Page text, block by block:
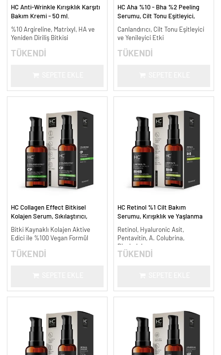
HC Anti-Wrinkle Kırışıklık Karşıtı
Bakım Kremi - 50 ml.
%10 Argireline, Matrixyl, HA ve
Yeniden Diriliş Bitkisi
TÜKENDİ
HC Aha %10 - Bha %2 Peeling
Serumu, Cilt Tonu Eşitleyici,
Canlandırıcı, Cilt Tonu Eşitleyici
ve Yenileyici Etki
TÜKENDİ
HC Collagen Effect Bitkisel
Kolajen Serum, Sıkılaştırıcı,
Bitki Kaynaklı Kolajen Aktive
Edici ile %100 Vegan Formül
TÜKENDİ
HC Retinol %1 Cilt Bakım
Serumu, Kırışıklık ve Yaşlanma
Retinol, Hyaluronic Asit,
Pentavitin, A. Colubrina,
Bisabolol
TÜKENDİ